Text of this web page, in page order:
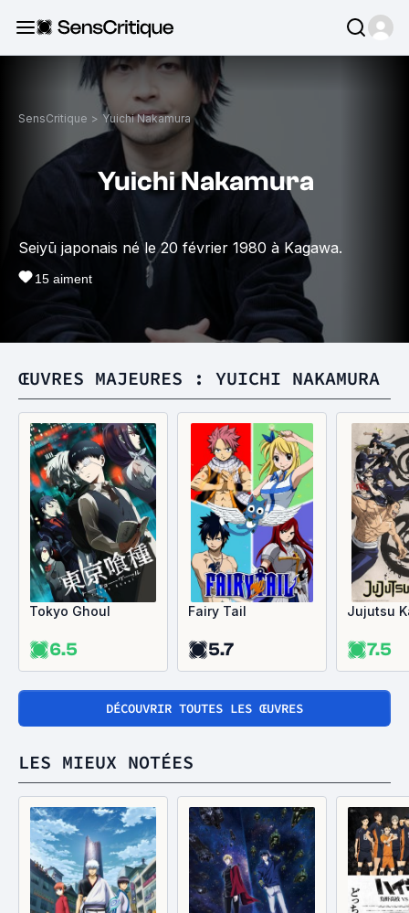
SensCritique > Yuichi Nakamura
Yuichi Nakamura
Seiyū japonais né le 20 février 1980 à Kagawa.
15 aiment
ŒUVRES MAJEURES : YUICHI NAKAMURA
Tokyo Ghoul
6.5
Fairy Tail
5.7
Jujutsu
7.5
DÉCOUVRIR TOUTES LES ŒUVRES
LES MIEUX NOTÉES